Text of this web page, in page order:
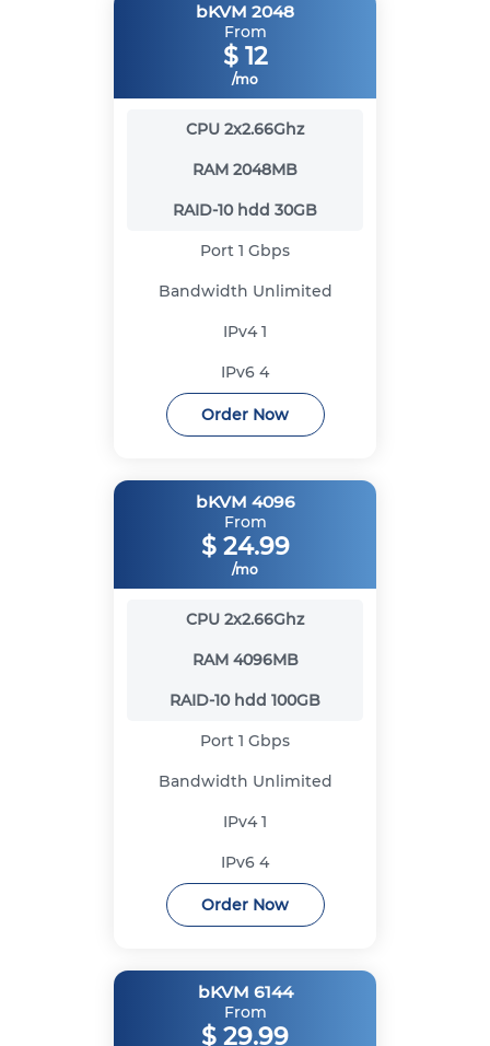
bKVM 2048
From
$ 12
/mo
CPU 2x2.66Ghz
RAM 2048MB
RAID-10 hdd 30GB
Port 1 Gbps
Bandwidth Unlimited
IPv41
IPv6 4
Order Now
bKVM 4096
From
$ 24.99
/mo
CPU 2x2.66Ghz
RAM 4096MB
RAID-10 hdd 100GB
Port 1 Gbps
Bandwidth Unlimited
IPv41
IPv6 4
Order Now
bKVM 6144
From
$ 29.99